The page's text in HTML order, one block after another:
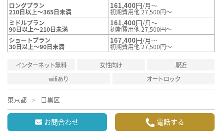
ロングプラン
210日以上～365日未満
161,400円/月～
初期費用他 27,500円～
ミドルプラン
90日以上～210日未満
161,400円/月～
初期費用他 27,500円～
ショートプラン
30日以上～90日未満
167,400円/月～
初期費用他 27,500円～
インターネット無料 女性向け
駅近
wifiあり
オートロック
東京都 目黒区
お問合わせ 電話する